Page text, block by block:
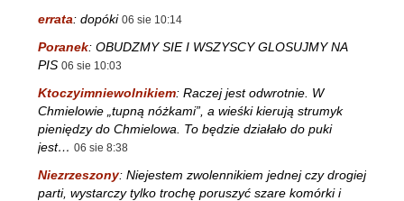
errata: dopóki 06 sie 10:14
Poranek: OBUDZMY SIE I WSZYSCY GLOSUJMY NA
PIS 06 sie 10:03
Ktoczyimniewolnikiem: Raczej jest odwrotnie. W
Chmielowie „tupną nóżkami”, a wieśki kierują strumyk
pieniędzy do Chmielowa. To będzie działało do puki
jest… 06 sie 8:38
Niezrzeszony: Niejestem zwolennikiem jednej czy drogiej
parti, wystarczy tylko trochę poruszyć szare komórki i